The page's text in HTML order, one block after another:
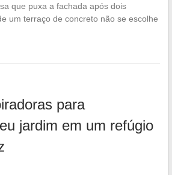
que puxa a fachada após dois
um terraço de concreto não se escolhe
para
jardim em um refúgio